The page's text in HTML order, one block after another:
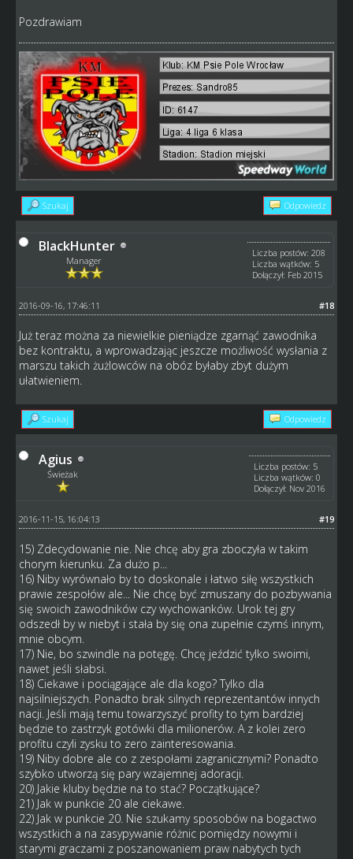
Pozdrawiam
Szukaj Odpowiedz
BlackHunter
Manager
Liczba postów: 208
Liczba wątków: 5
Dołączył: Feb 2015
#18
2016-09-16, 17:46:11
Już teraz można za niewielkie pieniądze zgarnąć zawodnika
bez kontraktu, a wprowadzając jeszcze możliwość wysłania z
marszu takich żużlowców na obóz byłaby zbyt dużym
ułatwieniem.
Szukaj Odpowiedz
Agius
Świeżak
Liczba postów: 5
Liczba wątków: 0
Dołączył: Nov 2016
#19
2016-11-15, 16:04:13
15) Zdecydowanie nie. Nie chcę aby gra zboczyła w takim
chorym kierunku. Za dużo p...
16) Niby wyrównało by to doskonale i łatwo siłę wszystkich
prawie zespołów ale... Nie chcę być zmuszany do pozbywania
się swoich zawodników czy wychowanków. Urok tej gry
odszedł by w niebyt i stała by się ona zupełnie czymś innym,
mnie obcym.
17) Nie, bo szwindle na potęgę. Chcę jeździć tylko swoimi,
nawet jeśli słabsi.
18) Ciekawe i pociągające ale dla kogo? Tylko dla
najsilniejszych. Ponadto brak silnych reprezentantów innych
nacji. Jeśli mają temu towarzyszyć profity to tym bardziej
będzie to zastrzyk gotówki dla milionerów. A z kolei zero
profitu czyli zysku to zero zainteresowania.
19) Niby dobre ale co z zespołami zagranicznymi? Ponadto
szybko utworzą się pary wzajemnej adoracji.
20) Jakie kluby będzie na to stać? Początkujące?
21) Jak w punkcie 20 ale ciekawe.
22) Jak w punkcie 20. Nie szukamy sposobów na bogactwo
wszystkich a na zasypywanie różnic pomiędzy nowymi i
starymi graczami z poszanowaniem praw nabytych tych